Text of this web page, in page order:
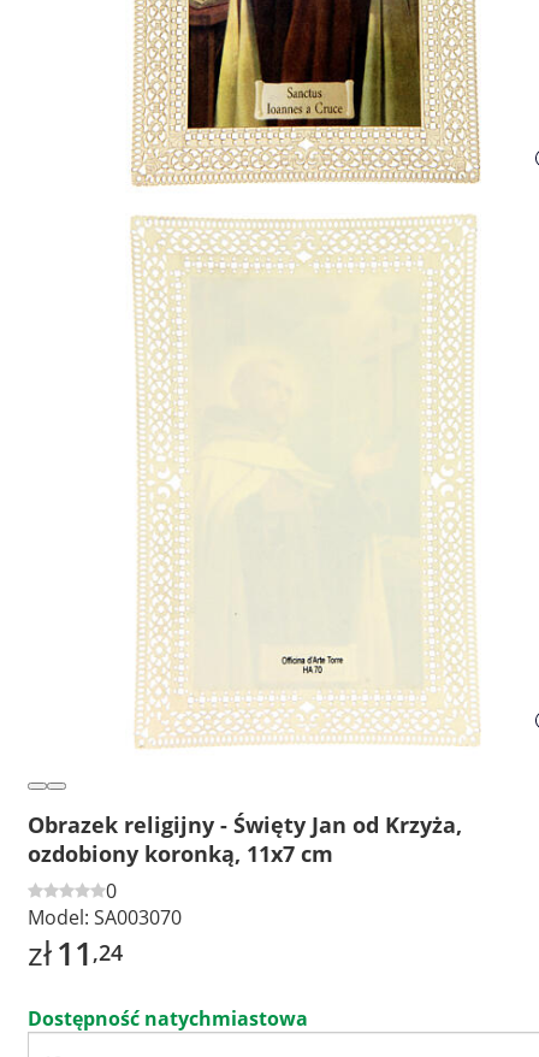
Obrazek religijny - Święty Jan od Krzyża,
ozdobiony koronką, 11x7 cm
0
Model: SA003070
zł11 ,24
Dostępność natychmiastowa